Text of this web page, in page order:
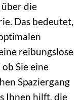
die
Das bedeutet,
reibungslose
Sie eine
Spaziergang
Ihnen hilft, die